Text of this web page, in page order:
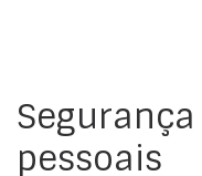
pessoais